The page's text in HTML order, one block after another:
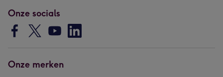
Onze socials
Onze merken